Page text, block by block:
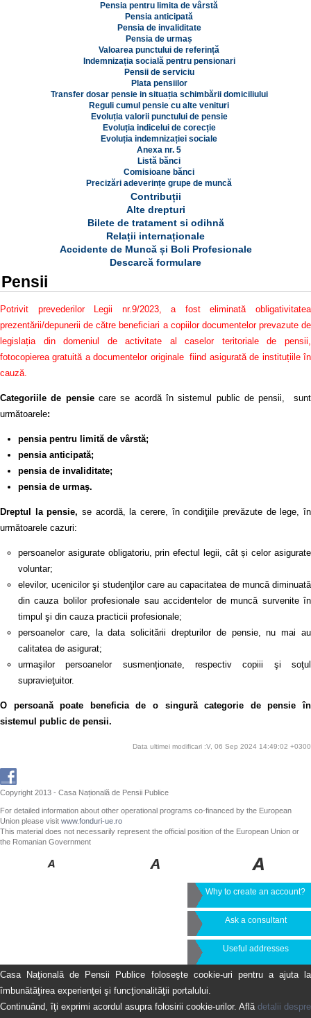
Pensia pentru limita de vârstă
Pensia anticipată
Pensia de invaliditate
Pensia de urmaș
Valoarea punctului de referință
Indemnizația socială pentru pensionari
Pensii de serviciu
Plata pensiilor
Transfer dosar pensie in situația schimbării domiciliului
Reguli cumul pensie cu alte venituri
Evoluția valorii punctului de pensie
Evoluția indicelui de corecție
Evoluția indemnizației sociale
Anexa nr. 5
Listă bănci
Comisioane bănci
Precizări adeverințe grupe de muncă
Contribuții
Alte drepturi
Bilete de tratament si odihnă
Relații internaționale
Accidente de Muncă și Boli Profesionale
Descarcă formulare
Pensii
Potrivit prevederilor Legii nr.9/2023, a fost eliminată obligativitatea
prezentării/depunerii de către beneficiari a copiilor documentelor prevazute de
legislația din domeniul de activitate al caselor teritoriale de pensii,
fotocopierea gratuită a documentelor originale fiind asigurată de instituțiile în
cauză.
Categoriile de pensie care se acordă în sistemul public de pensii, sunt
următoarele:
pensia pentru limită de vârstă;
pensia anticipată;
pensia de invaliditate;
pensia de urmaş.
Dreptul la pensie, se acordă, la cerere, în condiţiile prevăzute de lege, în
următoarele cazuri:
persoanelor asigurate obligatoriu, prin efectul legii, cât și celor asigurate
voluntar;
elevilor, ucenicilor şi studenţilor care au capacitatea de muncă diminuată
din cauza bolilor profesionale sau accidentelor de muncă survenite în
timpul şi din cauza practicii profesionale;
persoanelor care, la data solicitării drepturilor de pensie, nu mai au
calitatea de asigurat;
urmaşilor persoanelor susmenționate, respectiv copiii şi soţul
supravieţuitor.
O persoană poate beneficia de o singură categorie de pensie în
sistemul public de pensii.
Data ultimei modificari :V, 06 Sep 2024 14:49:02 +0300
Copyright 2013 - Casa Națională de Pensii Publice
For detailed information about other operational programs co-financed by the European
Union please visit www.fonduri-ue.ro
This material does not necessarily represent the official position of the European Union or
the Romanian Government
Why to create an account?
Ask a consultant
Useful addresses
Casa Naţională de Pensii Publice foloseşte cookie-uri pentru a ajuta la
îmbunătăţirea experienţei şi funcţionalităţii portalului.
Continuând, îţi exprimi acordul asupra folosirii cookie-urilor. Află detalii despre